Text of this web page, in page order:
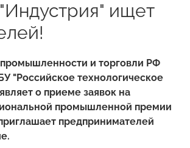
ищет
и торговли РФ
"Российское технологическое
о приеме заявок на
промышленной премии
предпринимателей